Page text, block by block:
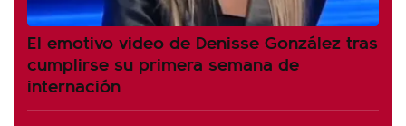
El emotivo video de Denisse González tras
cumplirse su primera semana de
internación